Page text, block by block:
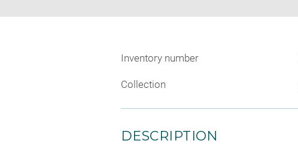
Inventory number
Collection
DESCRIPTION